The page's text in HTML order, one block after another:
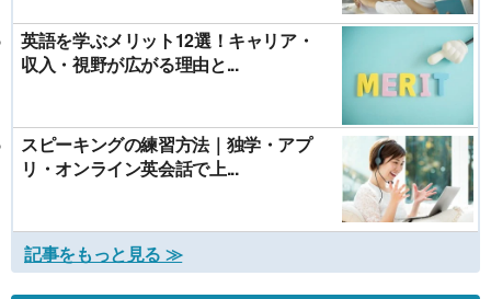
英語を学ぶメリット12選！キャリア・
収入・視野が広がる理由と...
スピーキングの練習方法｜独学・アプ
リ・オンライン英会話で上...
記事をもっと見る ≫